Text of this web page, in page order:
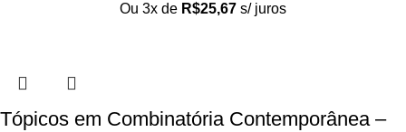
Ou 3x de R$25,67 s/ juros
Tópicos em Combinatória Contemporânea –